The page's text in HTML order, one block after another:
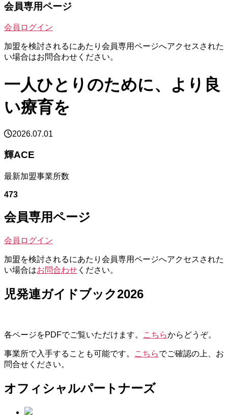
会員専用ページ
会員ログイン
加盟を検討されるにあたり会員専用ページへアクセスされた
い場合はお問合わせください。
一人ひとりのために、より良
い療育を
2026.07.01
輝ACE
最新加盟事業所数
473
会員専用ページ
会員ログイン
加盟を検討されるにあたり会員専用ページへアクセスされた
い場合はお問合わせ ください。
児発連ガイドブック2026
各ページをPDFでご覧いただけます。 こちらからどうぞ。
事業所で入手することも可能です。 こちらでご確認の上、お
問合せください。
オフィシャルパートナーズ